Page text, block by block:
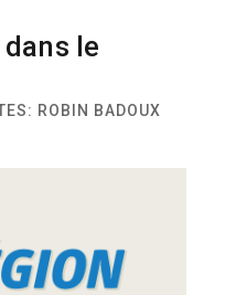
le
ROBIN BADOUX